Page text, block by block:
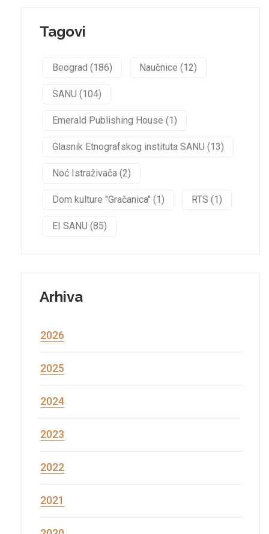
Tagovi
Beograd (186) Naučnice (12)
SANU (104)
Emerald Publishing House (1)
Glasnik Etnografskog instituta SANU (13)
Noć Istraživača (2)
Dom kulture "Gračanica" (1) RTS (1)
EI SANU (85)
Arhiva
2026
2025
2024
2023
2022
2021